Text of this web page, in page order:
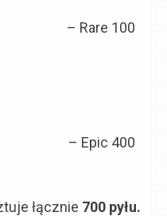
– Rare 100
– Epic 400
łącznie 700 pyłu.